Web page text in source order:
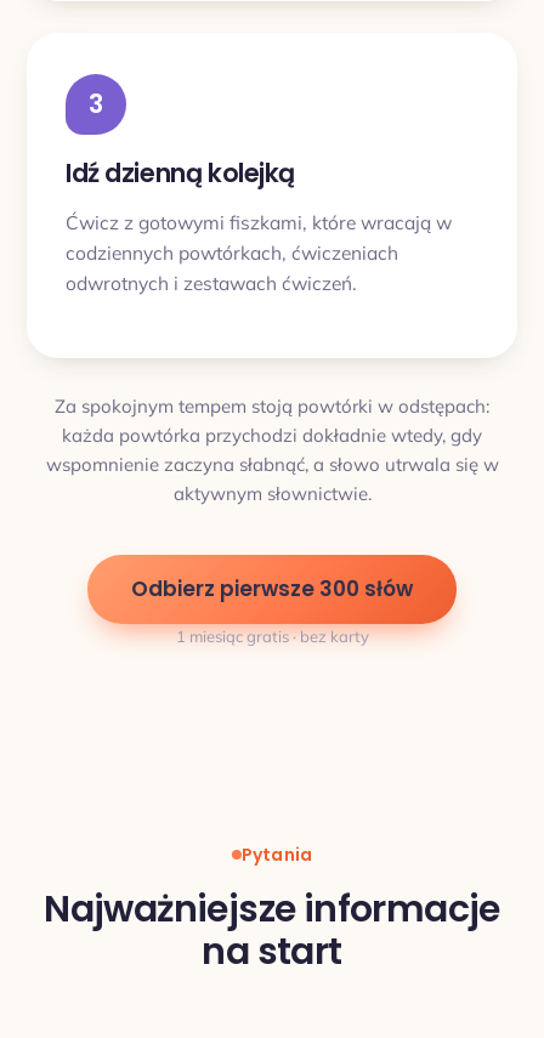
3
Idź dzienną kolejką
Ćwicz z gotowymi fiszkami, które wracają w
codziennych powtórkach, ćwiczeniach
odwrotnych i zestawach ćwiczeń.
Za spokojnym tempem stoją powtórki w odstępach:
każda powtórka przychodzi dokładnie wtedy, gdy
wspomnienie zaczyna słabnąć, a słowo utrwala się w
aktywnym słownictwie.
Odbierz pierwsze 300 słów
1 miesiąc gratis · bez karty
Pytania
Najważniejsze informacje
na start